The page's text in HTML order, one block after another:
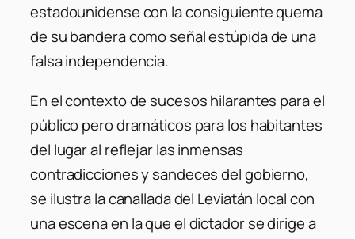
estadounidense con la consiguiente quema
de su bandera como señal estúpida de una
falsa independencia.
En el contexto de sucesos hilarantes para el
público pero dramáticos para los habitantes
del lugar al reflejar las inmensas
contradicciones y sandeces del gobierno,
se ilustra la canallada del Leviatán local con
una escena en la que el dictador se dirige a